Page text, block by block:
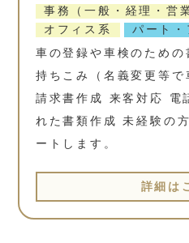
事務（一般・経理・営
オフィス系
パート・
車の登録や車検のため
持ちこみ（名義変更等で
請求書作成 来客対応 電
れた書類作成 未経験の
ートします。
詳細は